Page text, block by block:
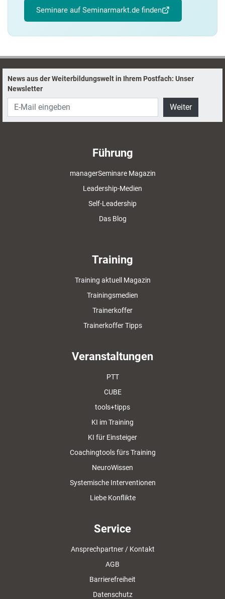
Seminare auf Seminarmarkt.de finden
News aus der Weiterbildungswelt in Ihrem Postfach: Unser
Newsletter
Weiter
Führung
managerSeminare Magazin
Leadership-Medien
Self-Leadership
Das Blog
Training
Training aktuell Magazin
Trainingsmedien
Trainerkoffer
Trainerkoffer Tipps
Veranstaltungen
PTT
CUBE
tools+tipps
KI im Training
KI für Einsteiger
Coachingtools fürs Training
NeuroWissen
Systemische Interventionen
Liebe Konflikte
Service
Ansprechpartner / Kontakt
AGB
Barrierefreiheit
Datenschutz